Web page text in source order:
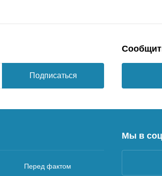
Подписаться
Перед фактом
Мы в